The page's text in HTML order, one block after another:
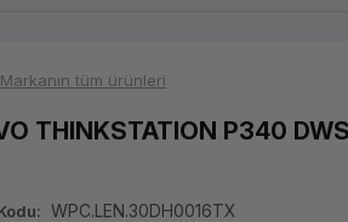
Markanın tüm ürünleri
THINKSTATION P340
WPC.LEN.30DH0016TX